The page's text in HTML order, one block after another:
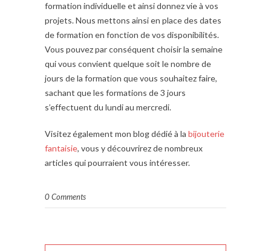
formation individuelle et ainsi donnez vie à vos
projets. Nous mettons ainsi en place des dates
de formation en fonction de vos disponibilités.
Vous pouvez par conséquent choisir la semaine
qui vous convient quelque soit le nombre de
jours de la formation que vous souhaitez faire,
sachant que les formations de 3 jours
s’effectuent du lundi au mercredi.
Visitez également mon blog dédié à la bijouterie
fantaisie, vous y découvrirez de nombreux
articles qui pourraient vous intéresser.
0 Comments